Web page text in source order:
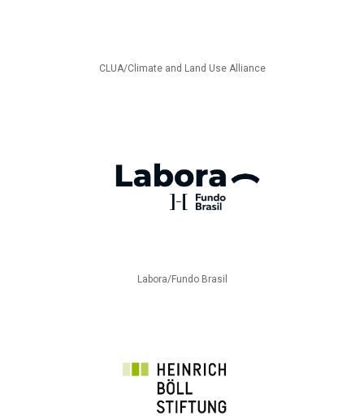
CLUA/Climate and Land Use Alliance
Labora/Fundo Brasil